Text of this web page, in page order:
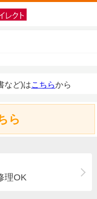
など)はこちらから
ら
理OK